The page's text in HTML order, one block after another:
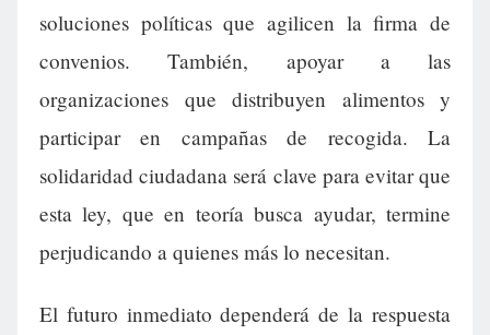
soluciones políticas que agilicen la firma de
convenios. También, apoyar a las
organizaciones que distribuyen alimentos y
participar en campañas de recogida. La
solidaridad ciudadana será clave para evitar que
esta ley, que en teoría busca ayudar, termine
perjudicando a quienes más lo necesitan.
El futuro inmediato dependerá de la respuesta